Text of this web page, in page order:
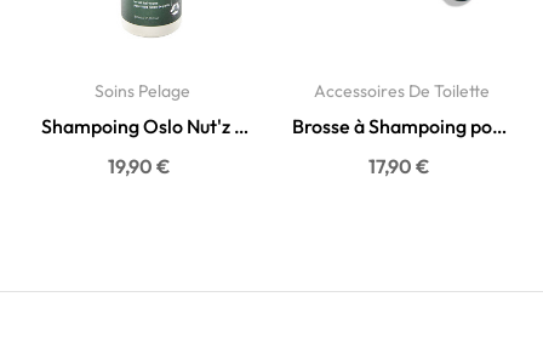
Soins Pelage
Shampoing Oslo Nut'z -
Soin Doux Naturel pour...
19,90 €
Accessoires De Toilette
Brosse à Shampoing pour
Chien & Chiot -...
17,90 €